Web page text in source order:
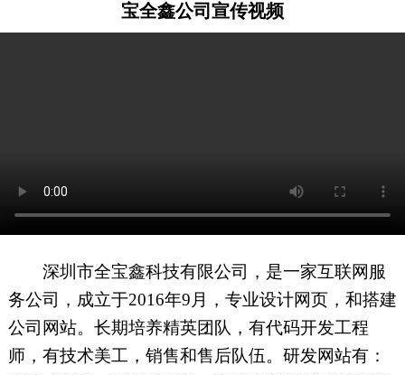
51La
XML地图
宝全鑫公司宣传视频
深圳市全宝鑫科技有限公司，是一家互联网服
务公司，成立于2016年9月，专业设计网页，和搭建
公司网站。长期培养精英团队，有代码开发工程
师，有技术美工，销售和售后队伍。研发网站有：